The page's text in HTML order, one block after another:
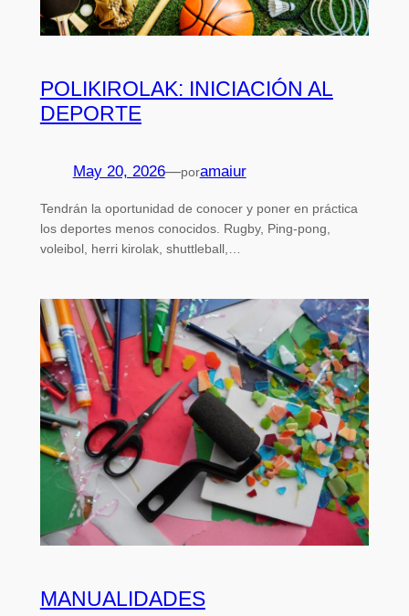
POLIKIROLAK: INICIACIÓN AL
DEPORTE
May 20, 2026—poramaiur
Tendrán la oportunidad de conocer y poner en práctica
los deportes menos conocidos. Rugby, Ping-pong,
voleibol, herri kirolak, shuttleball,…
MANUALIDADES